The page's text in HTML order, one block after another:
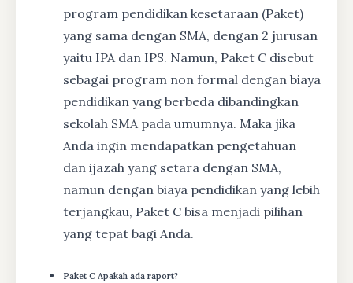
program pendidikan kesetaraan (Paket)
yang sama dengan SMA, dengan 2 jurusan
yaitu IPA dan IPS. Namun, Paket C disebut
sebagai program non formal dengan biaya
pendidikan yang berbeda dibandingkan
sekolah SMA pada umumnya. Maka jika
Anda ingin mendapatkan pengetahuan
dan ijazah yang setara dengan SMA,
namun dengan biaya pendidikan yang lebih
terjangkau, Paket C bisa menjadi pilihan
yang tepat bagi Anda.
Paket C Apakah ada raport?